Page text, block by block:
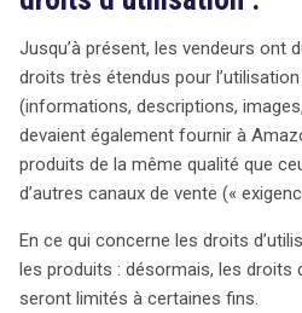
Jusqu’à présent, les vendeurs ont
droits très étendus pour
(informations, descriptions,
devaient également fournir à
produits de la même qualité que
d’autres canaux de vente («
En ce qui concerne les droits
les produits : désormais, les droits
seront limités à certaines fins.